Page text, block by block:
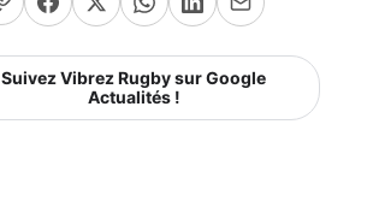
Suivez Vibrez Rugby sur Google
Actualités !